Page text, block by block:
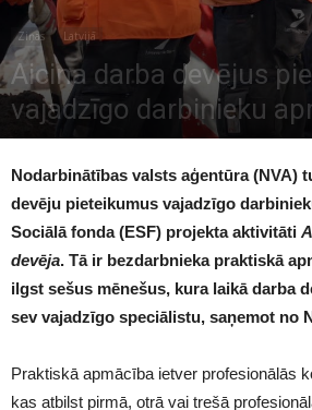
Ziņas Latvijā
Aicina darba devējus
vajadzīgo darbinieku
1188
Nodarbinātības valsts aģentūra (NVA)
devēju pieteikumus vajadzīgo
Sociālā fonda (ESF) projekta aktivitāti
devēja. Tā ir bezdarbnieka praktiskā
ilgst sešus mēnešus, kura laikā darba
sev vajadzīgo speciālistu, saņemot no
Praktiskā apmācība ietver profesionālās
kas atbilst pirmā, otrā vai trešā